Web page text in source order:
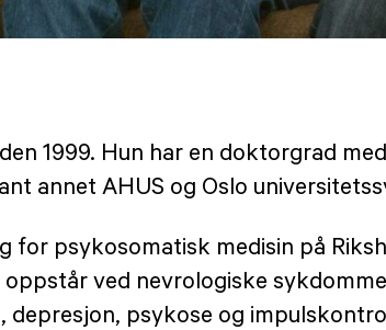
1999. Hun har en doktorgrad
annet AHUS og Oslo
for psykosomatisk medisin på
ved nevrologiske
psykose og